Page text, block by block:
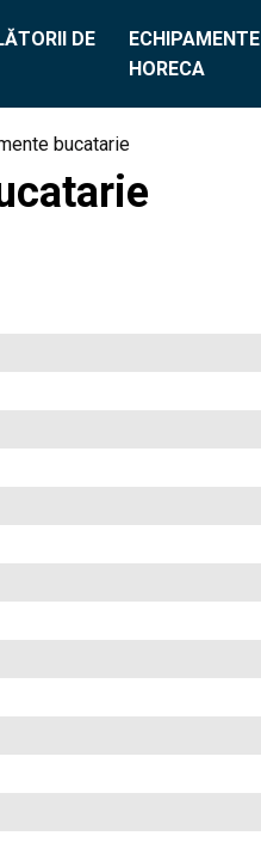
DE
ECHIPAMENTE
HORECA
bucatarie